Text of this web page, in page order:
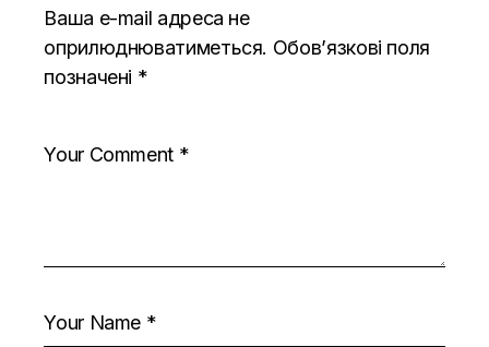
Ваша e-mail адреса не
оприлюднюватиметься. Обов’язкові поля
позначені *